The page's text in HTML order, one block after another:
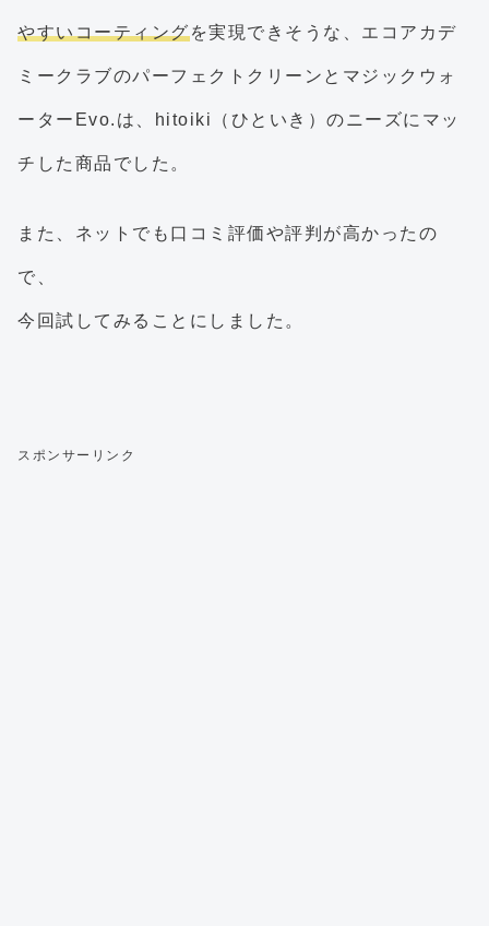
やすいコーティングを実現できそうな、エコアカデ
ミークラブのパーフェクトクリーンとマジックウォ
ーターEvo.は、hitoiki（ひといき）のニーズにマッ
チした商品でした。
また、ネットでも口コミ評価や評判が高かったの
で、
今回試してみることにしました。
スポンサーリンク